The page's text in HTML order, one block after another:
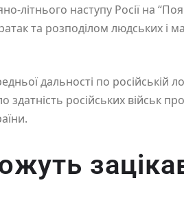
літнього наступу Росії на
та розподілом людських і
дальності по російській
російських військ